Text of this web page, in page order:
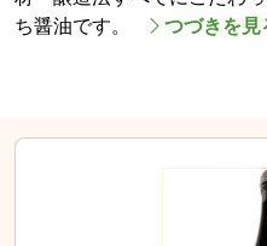
ち醤油です。
つづきを